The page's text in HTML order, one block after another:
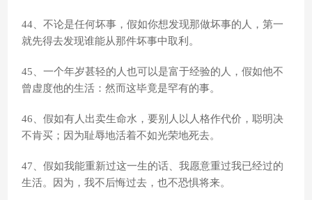
44、不论是任何坏事，假如你想发现那做坏事的人，第一
就先得去发现谁能从那件坏事中取利。
45、一个年岁甚轻的人也可以是富于经验的人，假如他不
曾虚度他的生活：然而这毕竟是罕有的事。
46、假如有人出卖生命水，要别人以人格作代价，聪明决
不肯买；因为耻辱地活着不如光荣地死去。
47、假如我能重新过这一生的话、我愿意重过我已经过的
生活。因为，我不后悔过去，也不恐惧将来。